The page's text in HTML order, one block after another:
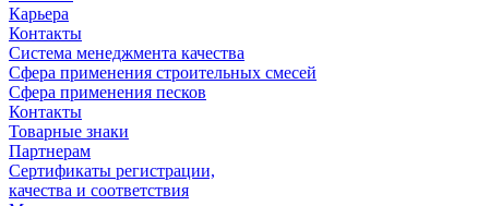
Карьера
Контакты
Система менеджмента качества
Сфера применения строительных смесей
Сфера применения песков
Контакты
Товарные знаки
Партнерам
Сертификаты регистрации,
качества и соответствия